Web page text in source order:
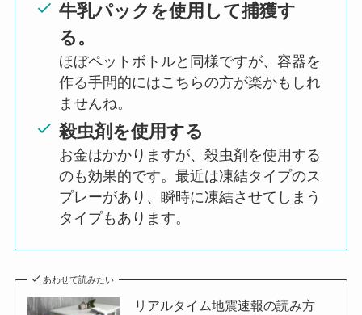
牛乳パックを使用して捕獲す
る。
ほぼペットボトルと同様ですが、容器を
作る手間的にはこちらの方が楽かもしれ
ませんね。
殺虫剤を使用する
お金はかかりますが、殺虫剤を使用する
のも効果的です。最近は凍結タイプのス
プレーがあり、瞬時に凍結させてしまう
タイプもあります。
あわせて読みたい
リアルタイム地震速報の読み方